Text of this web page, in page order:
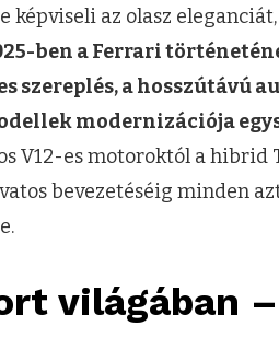
képviseli az olasz
ben a Ferrari
szereplés, a hosszútávú
modernizációja
V12-es motoroktól a hibrid
bevezetéséig minden
világában –